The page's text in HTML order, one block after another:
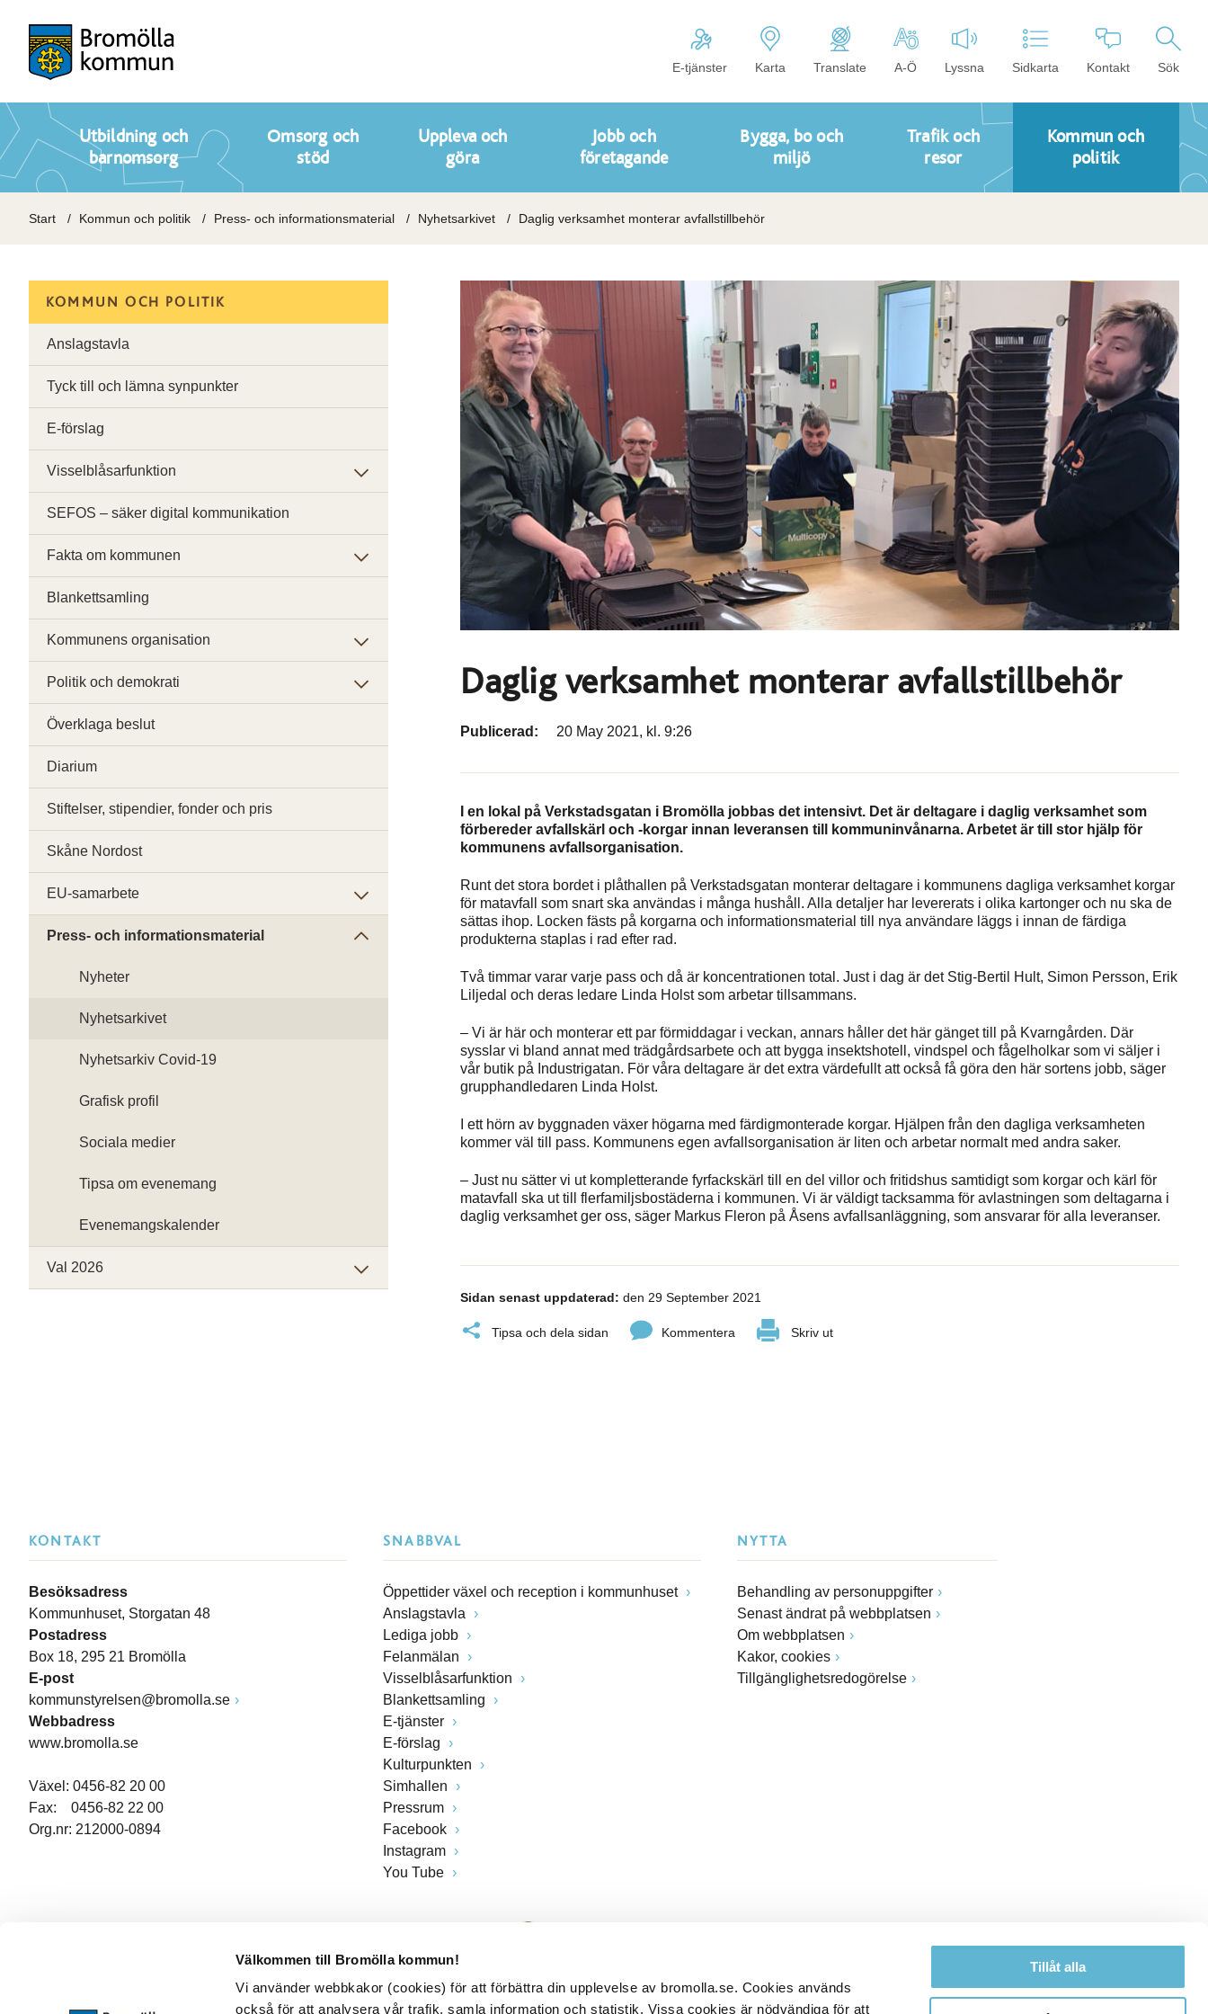
Välkommen till Bromölla kommun!
Vi använder webbkakor (cookies) för att förbättra din upplevelse av bromolla.se. Cookies används
också för att analysera vår trafik, samla information och statistik. Vissa cookies är nödvändiga för att
Tillåt alla
E-tjänster Karta Translate A-Ö Lyssna Sidkarta Kontakt Sök
Utbildning och
barnomsorg
Omsorg och
stöd
Uppleva och
göra
Jobb och
företagande
Bygga, bo och
miljö
Trafik och
resor
Kommun och
politik
Start Kommun och politik Press- och informationsmaterial Nyhetsarkivet Daglig verksamhet monterar avfallstillbehör
Daglig verksamhet monterar avfallstillbehör
Publicerad: 20 May 2021, kl. 9:26
I en lokal på Verkstadsgatan i Bromölla jobbas det intensivt. Det är deltagare i daglig verksamhet som
förbereder avfallskärl och -korgar innan leveransen till kommuninvånarna. Arbetet är till stor hjälp för
kommunens avfallsorganisation.
Runt det stora bordet i plåthallen på Verkstadsgatan monterar deltagare i kommunens dagliga verksamhet korgar
för matavfall som snart ska användas i många hushåll. Alla detaljer har levererats i olika kartonger och nu ska de
sättas ihop. Locken fästs på korgarna och informationsmaterial till nya användare läggs i innan de färdiga
produkterna staplas i rad efter rad.
Två timmar varar varje pass och då är koncentrationen total. Just i dag är det Stig-Bertil Hult, Simon Persson, Erik
Liljedal och deras ledare Linda Holst som arbetar tillsammans.
– Vi är här och monterar ett par förmiddagar i veckan, annars håller det här gänget till på Kvarngården. Där
sysslar vi bland annat med trädgårdsarbete och att bygga insektshotell, vindspel och fågelholkar som vi säljer i
vår butik på Industrigatan. För våra deltagare är det extra värdefullt att också få göra den här sortens jobb, säger
grupphandledaren Linda Holst.
I ett hörn av byggnaden växer högarna med färdigmonterade korgar. Hjälpen från den dagliga verksamheten
kommer väl till pass. Kommunens egen avfallsorganisation är liten och arbetar normalt med andra saker.
– Just nu sätter vi ut kompletterande fyrfackskärl till en del villor och fritidshus samtidigt som korgar och kärl för
matavfall ska ut till flerfamiljsbostäderna i kommunen. Vi är väldigt tacksamma för avlastningen som deltagarna i
daglig verksamhet ger oss, säger Markus Fleron på Åsens avfallsanläggning, som ansvarar för alla leveranser.
Sidan senast uppdaterad: den 29 September 2021
Tipsa och dela sidan Kommentera Skriv ut
KOMMUN OCH POLITIK
Anslagstavla
Tyck till och lämna synpunkter
E-förslag
Visselblåsarfunktion
SEFOS – säker digital kommunikation
Fakta om kommunen
Blankettsamling
Kommunens organisation
Politik och demokrati
Överklaga beslut
Diarium
Stiftelser, stipendier, fonder och pris
Skåne Nordost
EU-samarbete
Press- och informationsmaterial
Nyheter
Nyhetsarkivet
Nyhetsarkiv Covid-19
Grafisk profil
Sociala medier
Tipsa om evenemang
Evenemangskalender
Val 2026
KONTAKT
Besöksadress
Kommunhuset, Storgatan 48
Postadress
Box 18, 295 21 Bromölla
E-post
kommunstyrelsen@bromolla.se
Webbadress
www.bromolla.se
Växel: 0456-82 20 00
Fax: 0456-82 22 00
Org.nr: 212000-0894
SNABBVAL
Öppettider växel och reception i kommunhuset
Anslagstavla
Lediga jobb
Felanmälan
Visselblåsarfunktion
Blankettsamling
E-tjänster
E-förslag
Kulturpunkten
Simhallen
Pressrum
Facebook
Instagram
You Tube
NYTTA
Behandling av personuppgifter
Senast ändrat på webbplatsen
Om webbplatsen
Kakor, cookies
Tillgänglighetsredogörelse